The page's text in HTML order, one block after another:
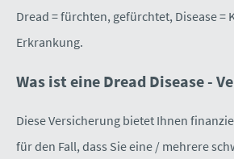
Dread = fürchten, gefürchtet, Disease =
Erkrankung.
Was ist eine Dread Disease -
Diese Versicherung bietet Ihnen
für den Fall, dass Sie eine / mehrere